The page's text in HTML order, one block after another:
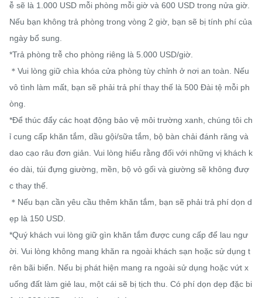
ễ sẽ là 1.000 USD mỗi phòng mỗi giờ và 600 USD trong nửa giờ.
Nếu bạn không trả phòng trong vòng 2 giờ, bạn sẽ bị tính phí của
ngày bổ sung.
*Trả phòng trễ cho phòng riêng là 5.000 USD/giờ.
＊Vui lòng giữ chìa khóa cửa phòng tùy chỉnh ở nơi an toàn. Nếu
vô tình làm mất, bạn sẽ phải trả phí thay thế là 500 Đài tệ mỗi ph
òng.
*Để thúc đẩy các hoạt động bảo vệ môi trường xanh, chúng tôi ch
ỉ cung cấp khăn tắm, dầu gội/sữa tắm, bộ bàn chải đánh răng và
dao cạo râu đơn giản. Vui lòng hiểu rằng đối với những vị khách k
éo dài, túi đựng giường, mền, bộ vỏ gối và giường sẽ không đượ
c thay thế.
＊Nếu bạn cần yêu cầu thêm khăn tắm, bạn sẽ phải trả phí dọn d
ẹp là 150 USD.
*Quý khách vui lòng giữ gìn khăn tắm được cung cấp để lau ngư
ời. Vui lòng không mang khăn ra ngoài khách sạn hoặc sử dụng t
rên bãi biển. Nếu bị phát hiện mang ra ngoài sử dụng hoặc vứt x
uống đất làm giẻ lau, một cái sẽ bị tịch thu. Có phí dọn dẹp đặc bi